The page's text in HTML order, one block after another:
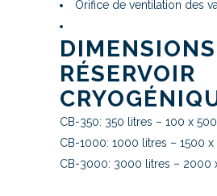
Orifice de ventilation des
RÉSERVOIR
CB-350: 350 litres – 100 x
CB-1000: 1000 litres – 1500 x
CB-3000: 3000 litres – 2000